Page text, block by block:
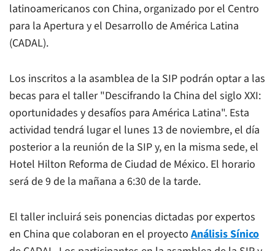
latinoamericanos con China, organizado por el Centro
para la Apertura y el Desarrollo de América Latina
(CADAL).
Los inscritos a la asamblea de la SIP podrán optar a las
becas para el taller "Descifrando la China del siglo XXI:
oportunidades y desafíos para América Latina". Esta
actividad tendrá lugar el lunes 13 de noviembre, el día
posterior a la reunión de la SIP y, en la misma sede, el
Hotel Hilton Reforma de Ciudad de México. El horario
será de 9 de la mañana a 6:30 de la tarde.
El taller incluirá seis ponencias dictadas por expertos
en China que colaboran en el proyecto Análisis Sínico